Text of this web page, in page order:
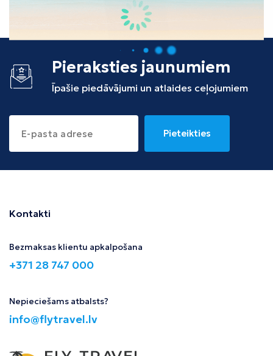
Albānija
Pieraksties jaunumiem
Īpašie piedāvājumi un atlaides ceļojumiem
Pieteikties
Kontakti
Bezmaksas klientu apkalpošana
+371 28 747 000
Nepieciešams atbalsts?
info@flytravel.lv